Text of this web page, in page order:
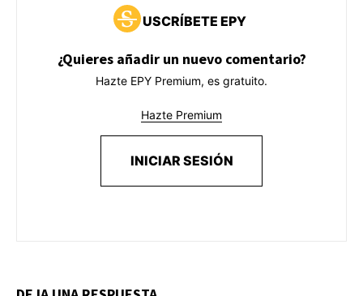
USCRÍBETE EPY
¿Quieres añadir un nuevo comentario?
Hazte EPY Premium, es gratuito.
Hazte Premium
INICIAR SESIÓN